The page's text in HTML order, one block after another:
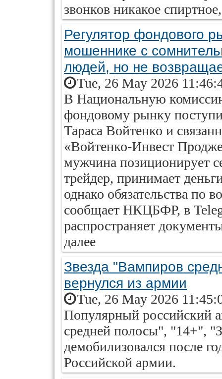
звонков никакое
Регулятор фондового
мошеннике с
людей, но не
Tue, 26 May 2026
В Национальную
фондовому рынку
Тараса Войтенко и
«Войтенко-Инвест
мужчина позиционирует
трейдер, принимает
однако обязательства по
сообщает НКЦБФР, в
распространяет
далее
Звезда "Вампиров
вернулся из армии
Tue, 26 May 2026
Популярный российский
средней полосы", "14+",
демобилизовался после
Российской армии.